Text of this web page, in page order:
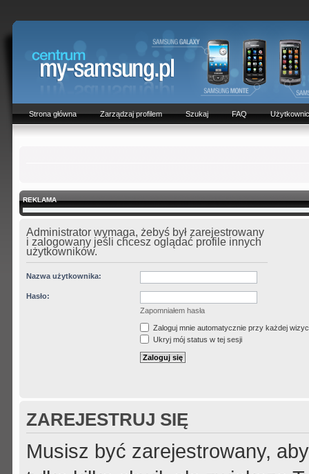
Strona główna Zarządzaj profilem Szukaj FAQ
REKLAMA
Administrator wymaga, żebyś był zarejestrowany
i zalogowany jeśli chcesz oglądać profile innych
użytkowników.
Nazwa użytkownika:
Hasło:
Zapomniałem hasła
Zaloguj mnie automatycznie przy każdej
Ukryj mój status w tej sesji
ZAREJESTRUJ SIĘ
Musisz być zarejestrowany,